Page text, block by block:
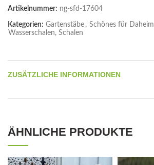
Artikelnummer: ng-sfd-17604
Kategorien: Gartenstäbe , Schönes für Daheim
Wasserschalen, Schalen
ZUSÄTZLICHE INFORMATIONEN
ÄHNLICHE PRODUKTE